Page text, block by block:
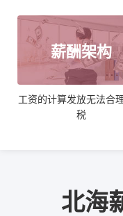
薪酬架构
工资的计算发放无法合
税
北海